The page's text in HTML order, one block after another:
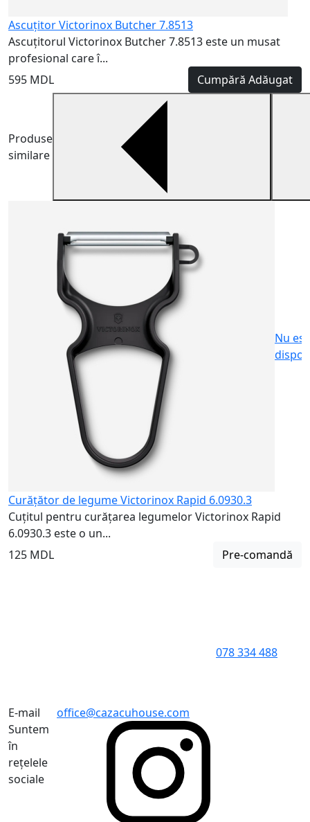
Ascuțitor Victorinox Butcher 7.8513
Ascuțitorul Victorinox Butcher 7.8513 este un musat
profesional care î...
595 MDL
Cumpără Adăugat
Produse
similare
Nu
Curățător de legume Victorinox Rapid 6.0930.3
Cuțitul pentru curățarea legumelor Victorinox Rapid
6.0930.3 este o un...
125 MDL
Pre-comandă
078 334 488
E-mail
office@cazacuhouse.com
Suntem
în
rețelele
sociale